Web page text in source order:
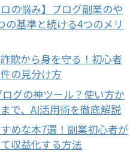
の悩み】ブログ副業のや
の基準と続ける4つのメリ
欺から身を守る！初心者
の見分け方
グの神ツール？使い方か
で、AI活用術を徹底解説
めな本7選！副業初心者が
収益化する方法